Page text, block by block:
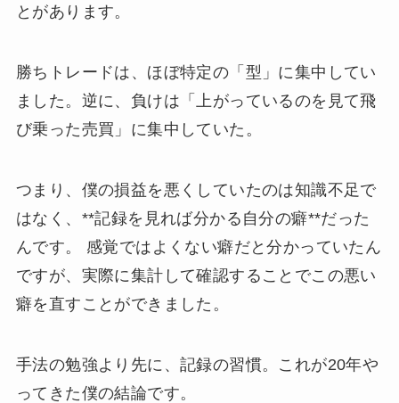
とがあります。
勝ちトレードは、ほぼ特定の「型」に集中してい
ました。逆に、負けは「上がっているのを見て飛
び乗った売買」に集中していた。
つまり、僕の損益を悪くしていたのは知識不足で
はなく、**記録を見れば分かる自分の癖**だった
んです。 感覚ではよくない癖だと分かっていたん
ですが、実際に集計して確認することでこの悪い
癖を直すことができました。
手法の勉強より先に、記録の習慣。これが20年や
ってきた僕の結論です。